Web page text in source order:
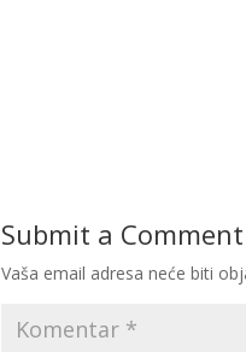
Submit a Comment
Vaša email adresa neće biti